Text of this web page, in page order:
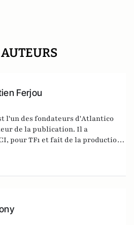
Ferjou
l'un des fondateurs d'Atlantico
de la publication. Il a
pour TF1 et fait de la production